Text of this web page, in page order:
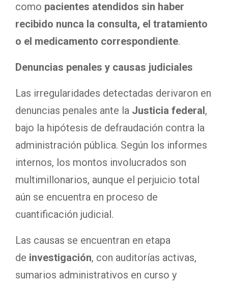
como pacientes atendidos sin haber
recibido nunca la consulta, el tratamiento
o el medicamento correspondiente.
Denuncias penales y causas judiciales
Las irregularidades detectadas derivaron en
denuncias penales ante la Justicia federal ,
bajo la hipótesis de defraudación contra la
administración pública. Según los informes
internos, los montos involucrados son
multimillonarios, aunque el perjuicio total
aún se encuentra en proceso de
cuantificación judicial.
Las causas se encuentran en etapa
de investigación, con auditorías activas,
sumarios administrativos en curso y